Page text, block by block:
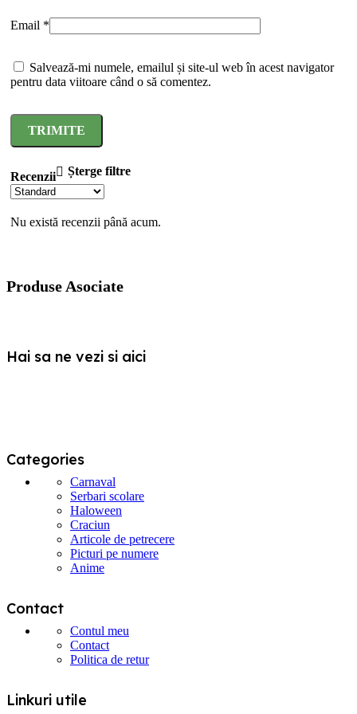
Recenzii Șterge filtre
Nu există recenzii până acum.
Email *
Salvează-mi numele, emailul și site-ul web în acest navigator
pentru data viitoare când o să comentez.
Produse Asociate
Hai sa ne vezi si aici
Categories
Carnaval
Serbari scolare
Haloween
Craciun
Articole de petrecere
Picturi pe numere
Anime
Contact
Contul meu
Contact
Politica de retur
Linkuri utile